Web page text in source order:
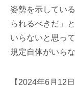
姿勢を示してい
られるべきだ」
いらないと思っ
規定自体がいら
【2024年6月12